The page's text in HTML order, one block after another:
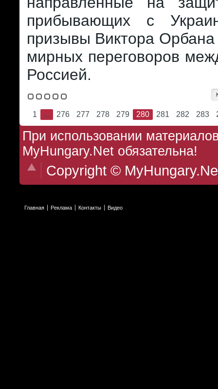
прибывающих с
призывы Виктора
мирных переговоров
Россией.
1 ... 276 277 278 279 280 281 282 283
При использовании
MyHungary.Net обязательна!
Copyright ©
Главная Реклама Контакты Видео